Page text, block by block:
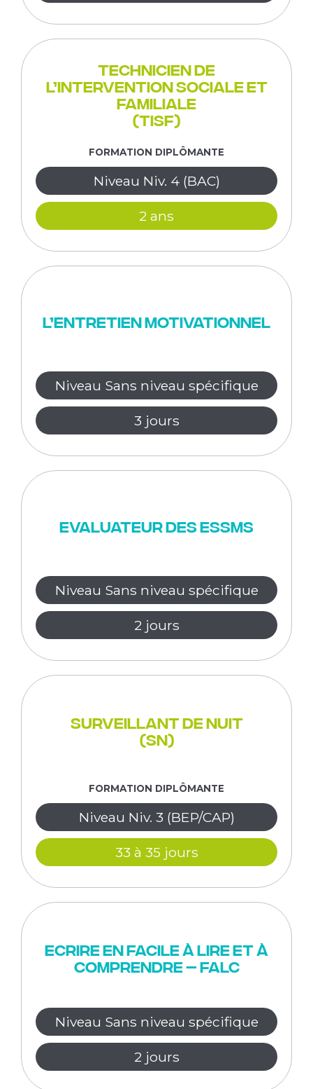
Technicien de
l’intervention sociale et
familiale
(TISF)
FORMATION DIPLÔMANTE
Niveau Niv. 4 (BAC)
2 ans
L’entretien motivationnel
Niveau Sans niveau spécifique
3 jours
Evaluateur des ESSMS
Niveau Sans niveau spécifique
2 jours
Surveillant de Nuit
(SN)
FORMATION DIPLÔMANTE
Niveau Niv. 3 (BEP/CAP)
33 à 35 jours
Ecrire en Facile à lire et à
Comprendre – FALC
Niveau Sans niveau spécifique
2 jours